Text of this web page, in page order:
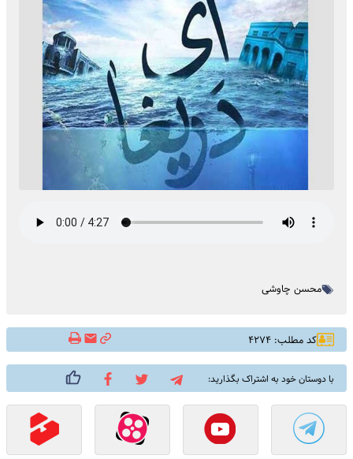
محسن چاوشی
کد مطلب: ۴۲۷۴
با دوستان خود به اشتراک بگذارید: